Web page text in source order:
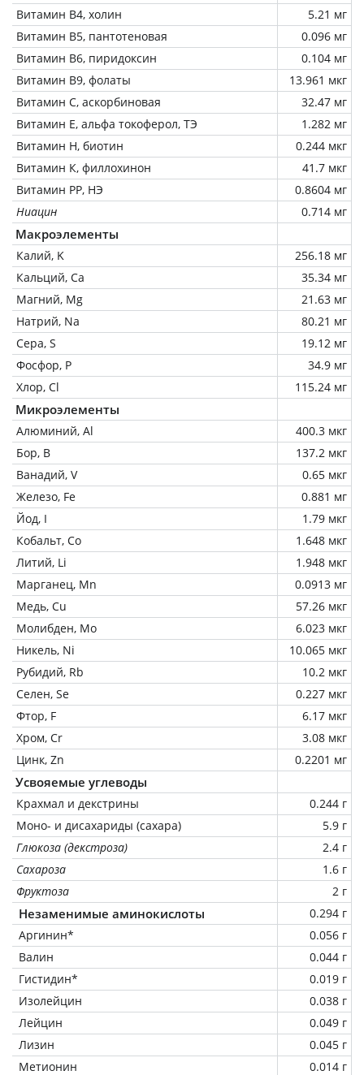
Витамин В4, холин
5.21 мг
Витамин В5, пантотеновая
0.096 мг
Витамин В6, пиридоксин
0.104 мг
Витамин В9, фолаты
13.961 мкг
Витамин C, аскорбиновая
32.47 мг
Витамин Е, альфа токоферол, ТЭ
1.282 мг
Витамин Н, биотин
0.244 мкг
Витамин К, филлохинон
41.7 мкг
Витамин РР, НЭ
0.8604 мг
Ниацин
0.714 мг
Макроэлементы
Калий, K
256.18 мг
Кальций, Ca
35.34 мг
Магний, Mg
21.63 мг
Натрий, Na
80.21 мг
Сера, S
19.12 мг
Фосфор, P
34.9 мг
Хлор, Cl
115.24 мг
Микроэлементы
Алюминий, Al
400.3 мкг
Бор, B
137.2 мкг
Ванадий, V
0.65 мкг
Железо, Fe
0.881 мг
Йод, I
1.79 мкг
Кобальт, Co
1.648 мкг
Литий, Li
1.948 мкг
Марганец, Mn
0.0913 мг
Медь, Cu
57.26 мкг
Молибден, Mo
6.023 мкг
Никель, Ni
10.065 мкг
Рубидий, Rb
10.2 мкг
Селен, Se
0.227 мкг
Фтор, F
6.17 мкг
Хром, Cr
3.08 мкг
Цинк, Zn
0.2201 мг
Усвояемые углеводы
Крахмал и декстрины
0.244 г
Моно- и дисахариды (сахара)
5.9 г
Глюкоза (декстроза)
2.4 г
Сахароза
1.6 г
Фруктоза
2 г
Незаменимые аминокислоты
0.294 г
Аргинин*
0.056 г
Валин
0.044 г
Гистидин*
0.019 г
Изолейцин
0.038 г
Лейцин
0.049 г
Лизин
0.045 г
Метионин
0.014 г